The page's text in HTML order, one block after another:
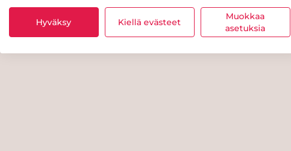
Hyväksy Kiellä evästeet
Muokkaa
asetuksia